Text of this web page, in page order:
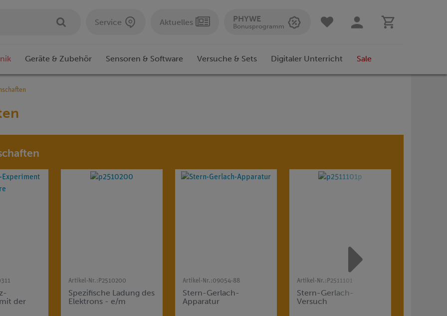
Service Aktuelles PHYWE
Bonusprogramm
Geräte & Zubehör Sensoren & Software Versuche & Sets Digitaler Unterricht Sale
der
Artikel-Nr.: P2510200
Spezifische Ladung des
Elektrons - e/m
Artikel-Nr.:09054-88
Stern-Gerlach-
Apparatur
Artikel-Nr.: P2511101
Stern-Gerlach-
Versuch